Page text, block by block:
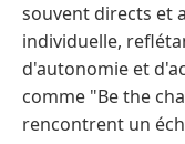
souvent directs et
individuelle,
d'autonomie et
comme "Be the
rencontrent un